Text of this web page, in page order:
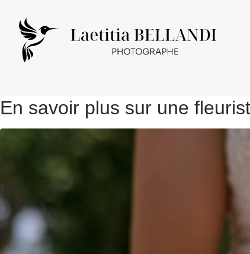
En savoir plus sur une